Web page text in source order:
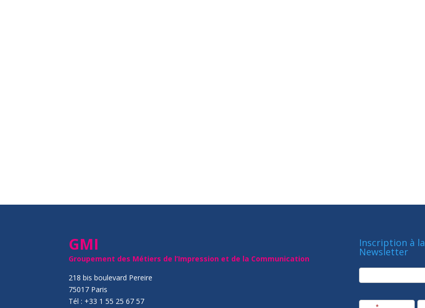
GMI
Groupement des Métiers de l’Impression et de la Communication
218 bis boulevard Pereire
75017 Paris
Tél : +33 1 55 25 67 57
Inscription à la
Newsletter
newsletter